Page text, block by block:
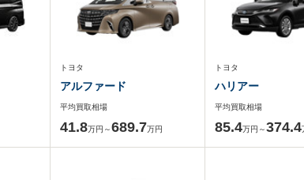
トヨタ
アルファード
平均買取相場
41.8万円～689.7万円
トヨタ
ハリアー
平均買取相場
85.4万円～374.4